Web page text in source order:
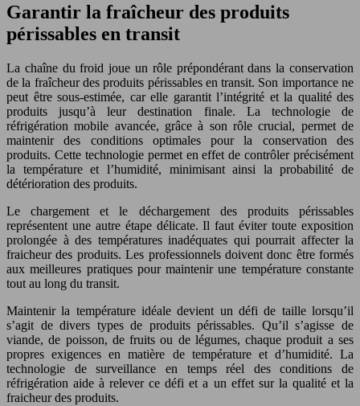
Garantir la fraîcheur des produits
périssables en transit
La chaîne du froid joue un rôle prépondérant dans la conservation
de la fraîcheur des produits périssables en transit. Son importance ne
peut être sous-estimée, car elle garantit l’intégrité et la qualité des
produits jusqu’à leur destination finale. La technologie de
réfrigération mobile avancée, grâce à son rôle crucial, permet de
maintenir des conditions optimales pour la conservation des
produits. Cette technologie permet en effet de contrôler précisément
la température et l’humidité, minimisant ainsi la probabilité de
détérioration des produits.
Le chargement et le déchargement des produits périssables
représentent une autre étape délicate. Il faut éviter toute exposition
prolongée à des températures inadéquates qui pourrait affecter la
fraicheur des produits. Les professionnels doivent donc être formés
aux meilleures pratiques pour maintenir une température constante
tout au long du transit.
Maintenir la température idéale devient un défi de taille lorsqu’il
s’agit de divers types de produits périssables. Qu’il s’agisse de
viande, de poisson, de fruits ou de légumes, chaque produit a ses
propres exigences en matière de température et d’humidité. La
technologie de surveillance en temps réel des conditions de
réfrigération aide à relever ce défi et a un effet sur la qualité et la
fraicheur des produits.